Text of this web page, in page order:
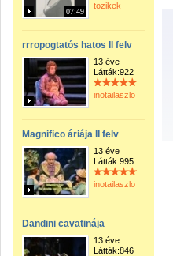
07:49
tozikek
rrropogtatós hatos II felv
13 éve
Látták:922
inotailaszlo
Magnifico áriája II felv
13 éve
Látták:995
inotailaszlo
Dandini cavatinája
13 éve
Látták:846